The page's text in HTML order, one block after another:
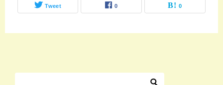
Tweet 0 0